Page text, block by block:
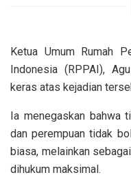
Ketua Umum Rumah
Indonesia (RPPAI),
keras atas kejadian
Ia menegaskan bahwa
dan perempuan tidak
biasa, melainkan
dihukum maksimal.